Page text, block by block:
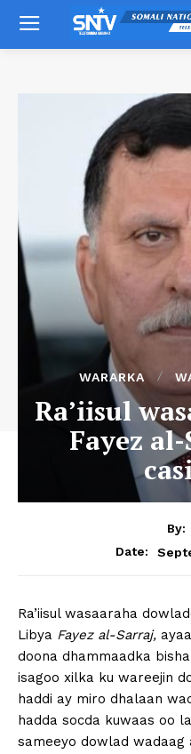
WARARKA
Ra’iisul
Fayez
By:
Date:
Ra’iisul wasaaraha
Libya Fayez al-Sarraj,
doona dhammaadka
isagoo xilka ku wareejin
haddi ay miro dhalaan
hadda socda kuwaas oo
sameeyo dowlad wadaag